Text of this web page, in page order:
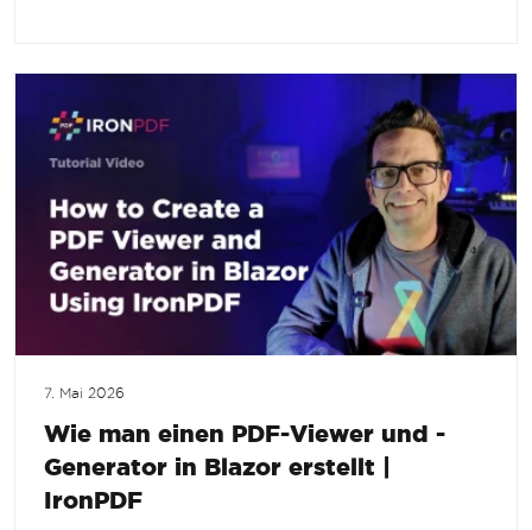
7. Mai 2026
Wie man einen PDF-Viewer und -
Generator in Blazor erstellt |
IronPDF